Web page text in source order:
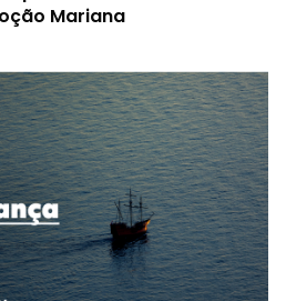
Mariana